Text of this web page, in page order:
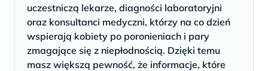
uczestniczą lekarze, diagności laboratoryjni
oraz konsultanci medyczni, którzy na co dzień
wspierają kobiety po poronieniach i pary
zmagające się z niepłodnością. Dzięki temu
masz większą pewność, że informacje, które